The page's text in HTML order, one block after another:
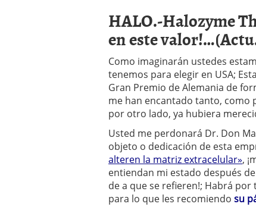
AMRN.-Amarin
news»!…(Actu..23/11/
BLDP.-Ballard Power
20/11/2016)
20
ODP.-Office Depot
2016
NVAX.-Novavax
(Actu…17/11/2016)
HALO.-Halozyme
en este
Como imaginarán ustedes
tenemos para elegir en USA;
Gran Premio de Alemania de
me han encantado tanto, como
por otro lado, ya hubiera
Usted me perdonará Dr. Don
objeto o dedicación de esta
alteren la matriz extracelular»,
entiendan mi estado después
de a que se refieren!; Habrá
para lo que les recomiendo su